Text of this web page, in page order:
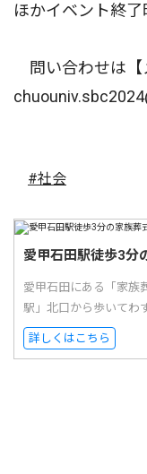
ほかイベント終了
問い合わせは【
#社会
愛甲石田駅徒歩3分
愛甲石田にある「家族
駅」北口から歩いてわ
詳しくはこちら